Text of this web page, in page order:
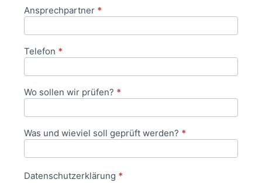
Ansprechpartner *
Telefon *
Wo sollen wir prüfen? *
Was und wieviel soll geprüft werden? *
Datenschutzerklärung *